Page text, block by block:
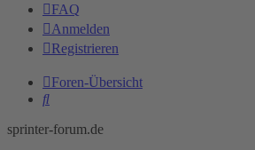
FAQ
Anmelden
Registrieren
Foren-Übersicht
Suche
sprinter-forum.de